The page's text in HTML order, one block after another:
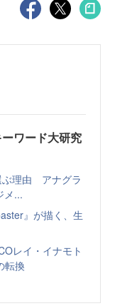
ワード大研究
ぶ理由 アナグラ
メ...
』が描く、生
レイ・イナモト
転換